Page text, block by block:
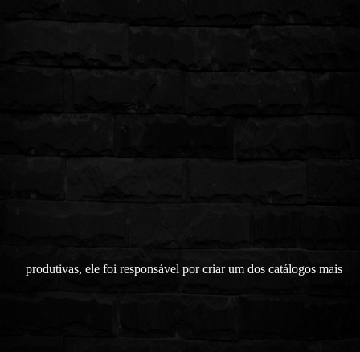
produtivas, ele foi responsável por criar um dos catálogos mais